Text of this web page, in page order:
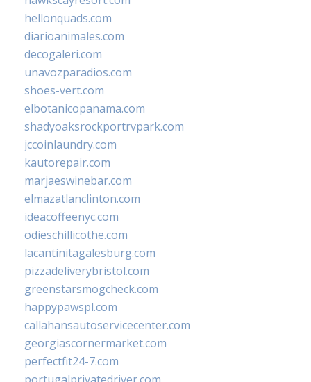
hellonquads.com
diarioanimales.com
decogaleri.com
unavozparadios.com
shoes-vert.com
elbotanicopanama.com
shadyoaksrockportrvpark.com
jccoinlaundry.com
kautorepair.com
marjaeswinebar.com
elmazatlanclinton.com
ideacoffeenyc.com
odieschillicothe.com
lacantinitagalesburg.com
pizzadeliverybristol.com
greenstarsmogcheck.com
happypawspl.com
callahansautoservicecenter.com
georgiascornermarket.com
perfectfit24-7.com